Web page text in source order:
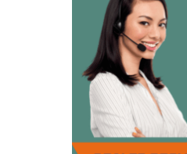
Resmi
WIKA
Indonesia